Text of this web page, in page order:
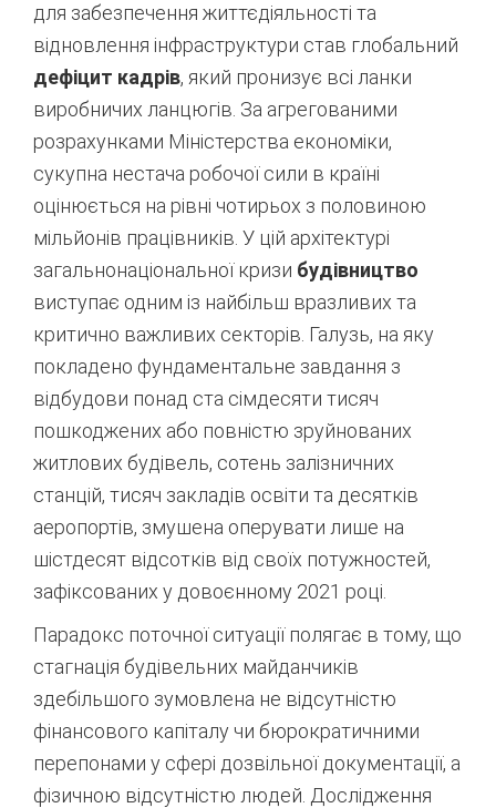
для забезпечення життєдіяльності та
відновлення інфраструктури став глобальний
дефіцит кадрів, який пронизує всі ланки
виробничих ланцюгів. За агрегованими
розрахунками Міністерства економіки,
сукупна нестача робочої сили в країні
оцінюється на рівні чотирьох з половиною
мільйонів працівників . У цій архітектурі
загальнонаціональної кризи будівництво
виступає одним із найбільш вразливих та
критично важливих секторів. Галузь, на яку
покладено фундаментальне завдання з
відбудови понад ста сімдесяти тисяч
пошкоджених або повністю зруйнованих
житлових будівель, сотень залізничних
станцій, тисяч закладів освіти та десятків
аеропортів, змушена оперувати лише на
шістдесят відсотків від своїх потужностей,
зафіксованих у довоєнному 2021 році
Парадокс поточної ситуації полягає в тому, що
стагнація будівельних майданчиків
здебільшого зумовлена не відсутністю
фінансового капіталу чи бюрократичними
перепонами у сфері дозвільної документації, а
фізичною відсутністю людей . Дослідження